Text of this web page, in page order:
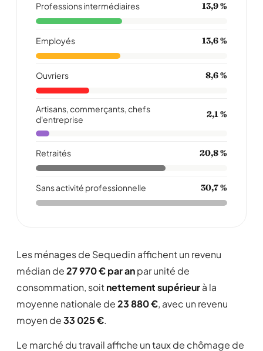
Professions intermédiaires 13,9 %
Employés 13,6 %
Ouvriers 8,6 %
Artisans, commerçants, chefs
d'entreprise
2,1 %
Retraités 20,8 %
Sans activité professionnelle 30,7 %
Les ménages de Sequedin affichent un revenu
médian de27 970 € par anpar unité de
consommation, soitnettement supérieurà la
moyenne nationale de23 880 €, avec un revenu
moyen de33 025 €.
Le marché du travail affiche un taux de chômage de